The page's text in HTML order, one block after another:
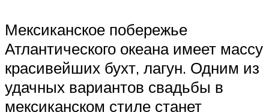
Мексиканское побережье
Атлантического океана имеет массу
красивейших бухт, лагун. Одним из
удачных вариантов свадьбы в
мексиканском стиле станет